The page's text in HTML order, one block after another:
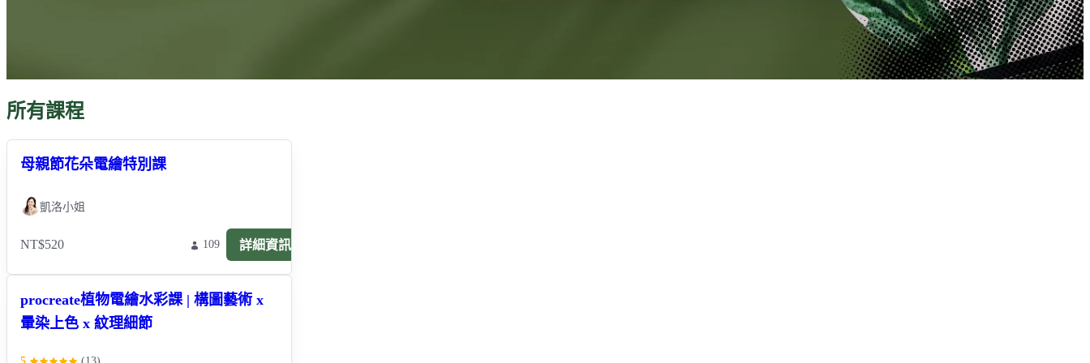
所有課程
母親節花朵電繪特別課
凱洛小姐
NT$520 109 詳細資訊
procreate植物電繪水彩課 | 構圖藝術 x
暈染上色 x 紋理細節